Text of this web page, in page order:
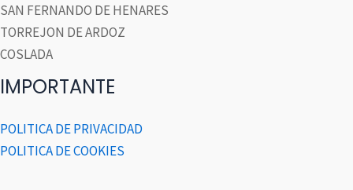
SAN FERNANDO DE HENARES
TORREJON DE ARDOZ
COSLADA
IMPORTANTE
POLITICA DE PRIVACIDAD
POLITICA DE COOKIES